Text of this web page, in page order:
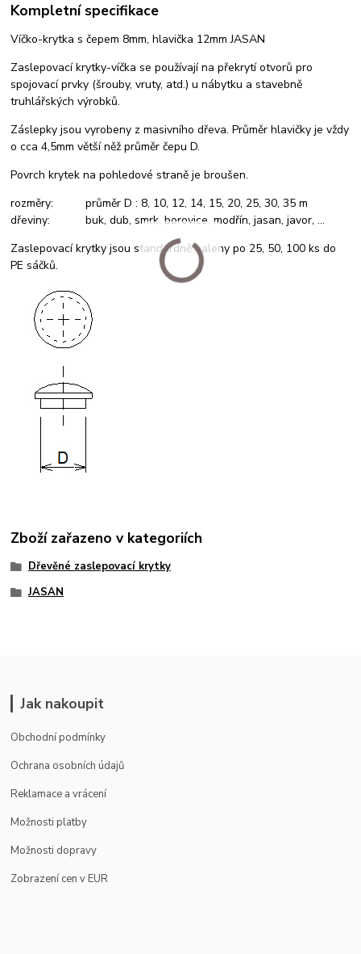
Kompletní specifikace
Víčko-krytka s čepem 8mm, hlavička 12mm JASAN
Zaslepovací krytky-víčka se používají na překrytí otvorů pro
spojovací prvky (šrouby, vruty, atd.) u nábytku a stavebně
truhlářských výrobků.
Záslepky jsou vyrobeny z masivního dřeva. Průměr hlavičky je vždy
o cca 4,5mm větší něž průměr čepu D.
Povrch krytek na pohledové straně je broušen.
rozměry: průměr D : 8, 10, 12, 14, 15, 20, 25, 30, 35 m
dřeviny: buk, dub, smrk, borovice, modřín, jasan, javor, ...
Zaslepovací krytky jsou standardně baleny po 25, 50, 100 ks do
PE sáčků.
Zboží zařazeno v kategoriích
Dřevěné zaslepovací krytky
JASAN
Jak nakoupit
Obchodní podmínky
Ochrana osobních údajů
Reklamace a vrácení
Možnosti platby
Možnosti dopravy
Zobrazení cen v EUR